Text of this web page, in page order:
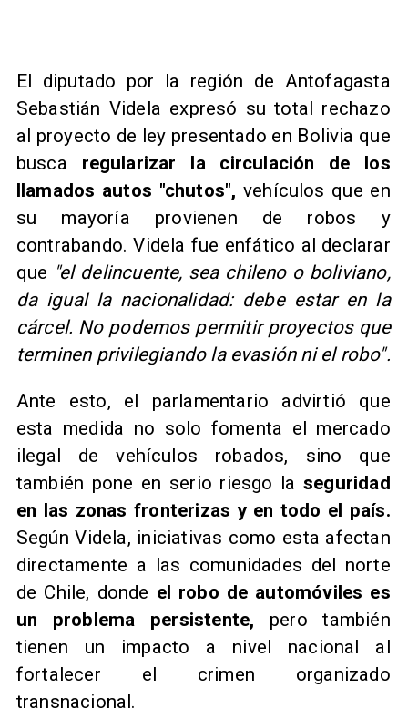
El diputado por la región de Antofagasta
Sebastián Videla expresó su total rechazo
al proyecto de ley presentado en Bolivia que
busca regularizar la circulación de los
llamados autos "chutos", vehículos que en
su mayoría provienen de robos y
contrabando. Videla fue enfático al declarar
que "el delincuente, sea chileno o boliviano,
da igual la nacionalidad: debe estar en la
cárcel. No podemos permitir proyectos que
terminen privilegiando la evasión ni el robo".
Ante esto, el parlamentario advirtió que
esta medida no solo fomenta el mercado
ilegal de vehículos robados, sino que
también pone en serio riesgo laseguridad
en las zonas fronterizas y en todo el país.
Según Videla, iniciativas como esta afectan
directamente a las comunidades del norte
de Chile, donde el robo de automóviles es
un problema persistente, pero también
tienen un impacto a nivel nacional al
fortalecer el crimen organizado
transnacional.